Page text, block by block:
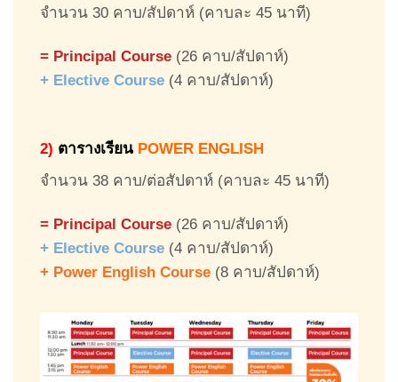
จำนวน 30 คาบ/สัปดาห์ (คาบละ 45 นาที)
= Principal Course (26 คาบ/สัปดาห์)
+ Elective Course (4 คาบ/สัปดาห์)
2) ตารางเรียน POWER ENGLISH
จำนวน 38 คาบ/ต่อสัปดาห์ (คาบละ 45 นาที)
= Principal Course (26 คาบ/สัปดาห์)
+ Elective Course (4 คาบ/สัปดาห์)
+ Power English Course (8 คาบ/สัปดาห์)